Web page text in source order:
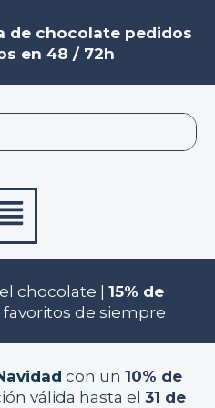
de chocolate pedidos
en 48 / 72h
chocolate | 15% de
de siempre
con un 10% de
válida hasta el 31 de